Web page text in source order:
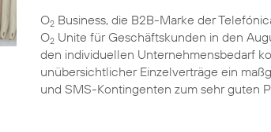
O2 Business, die B2B-Marke der
O2 Unite für Geschäftskunden in den
den individuellen Unternehmensbedarf
unübersichtlicher Einzelverträge ein
und SMS-Kontingenten zum sehr guten